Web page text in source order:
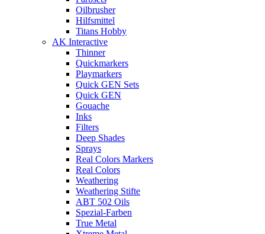
Oilbrusher
Hilfsmittel
Titans Hobby
AK Interactive
Thinner
Quickmarkers
Playmarkers
Quick GEN Sets
Quick GEN
Gouache
Inks
Filters
Deep Shades
Sprays
Real Colors Markers
Real Colors
Weathering
Weathering Stifte
ABT 502 Oils
Spezial-Farben
True Metal